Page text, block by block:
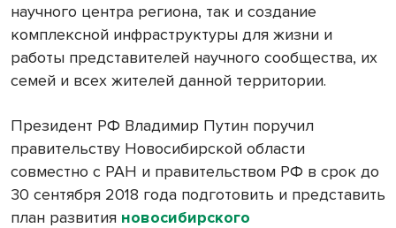
научного центра региона, так и создание
комплексной инфраструктуры для жизни и
работы представителей научного сообщества, их
семей и всех жителей данной территории.
Президент РФ Владимир Путин поручил
правительству Новосибирской области
совместно с РАН и правительством РФ в срок до
30 сентября 2018 года подготовить и представить
план развития новосибирского